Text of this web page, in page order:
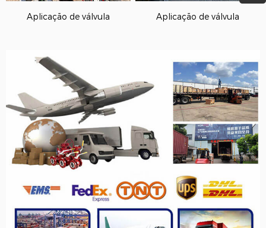
Aplicação de válvula Aplicação de válvula